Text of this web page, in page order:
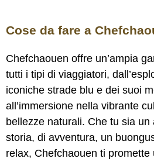
Cose da fare a
Chefchaouen offre un’ampia
tutti i tipi di viaggiatori,
iconiche strade blu e dei suoi
all’immersione nella vibrante
bellezze naturali. Che tu sia un
storia, di avventura, un
relax, Chefchaouen ti promette